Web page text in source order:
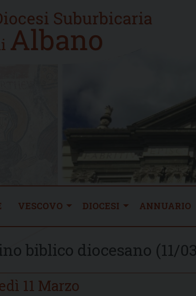
VESCOVO DIOCESI ANNUARIO
biblico diocesano (11/
11 Marzo